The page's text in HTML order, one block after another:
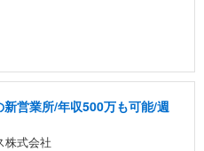
営業所/年収500万も可能/週
株式会社